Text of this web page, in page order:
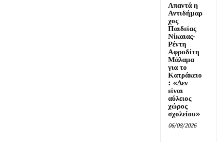
Απαντά η
Αντιδήμαρ
χος
Παιδείας
Νίκαιας-
Ρέντη
Αφροδίτη
Μάλαμα
για το
Κατράκειο
: «Δεν
είναι
αύλειος
χώρος
σχολείου»
06/08/2026